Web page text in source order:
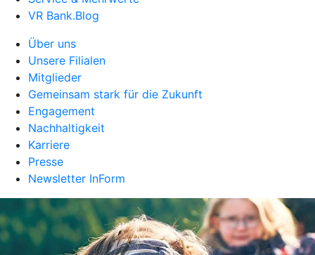
VR Bank.Blog
Über uns
Unsere Filialen
Mitglieder
Gemeinsam stark für die Zukunft
Engagement
Nachhaltigkeit
Karriere
Presse
Newsletter InForm